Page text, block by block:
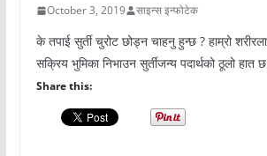
October 3, 2019 साइन्स इन्फोटेक
के तपाई सुर्ती चुरोट छोड्न चाहनु हुन्छ ? हाम्रो
सक्रिय भुमिका निभाउन सुर्तीजन्य पदार्थको ठूलो हात छ
Share this: